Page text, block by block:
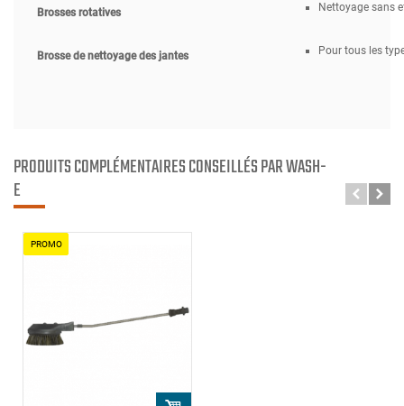
Brosses rotatives Nettoyage sans
Brosse de nettoyage des jantes Pour tous les
PRODUITS COMPLÉMENTAIRES CONSEILLÉS PAR WASH-
E
PROMO